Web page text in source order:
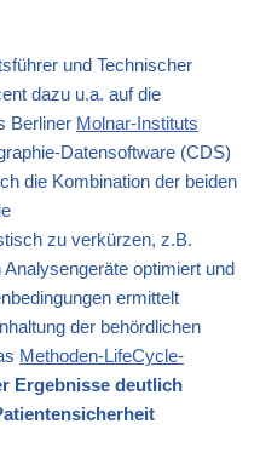
und Technischer
dazu u.a. auf die
Berliner Molnar-Instituts
Datensoftware (CDS)
die Kombination der beiden
zu verkürzen, z.B.
optimiert und
ermittelt
der behördlichen
Methoden-LifeCycle-
Ergebnisse deutlich